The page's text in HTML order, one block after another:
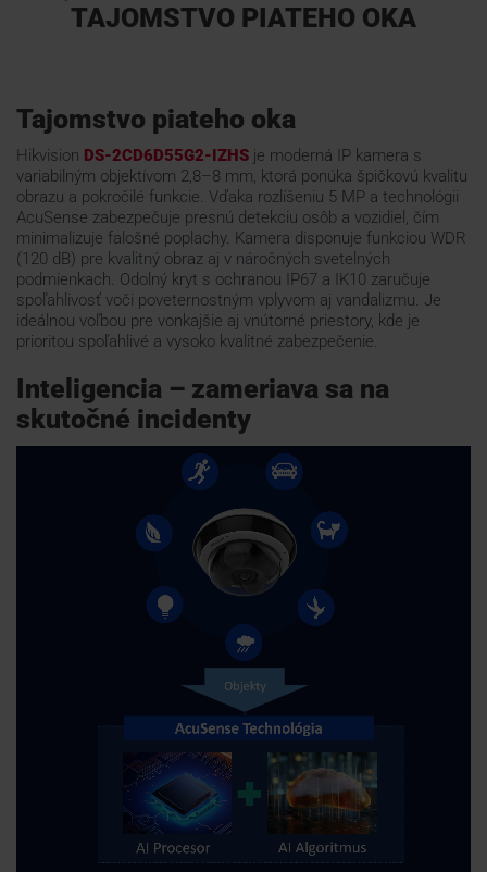
ŠKOLENIE
PODPORA
KONTAKTY
TAJOMSTVO PIATEHO OKA
Tajomstvo piateho oka
Hikvision DS-2CD6D55G2-IZHS je moderná IP kamera s
variabilným objektívom 2,8–8 mm, ktorá ponúka špičkovú kvalitu
obrazu a pokročilé funkcie. Vďaka rozlíšeniu 5 MP a technológii
AcuSense zabezpečuje presnú detekciu osôb a vozidiel, čím
minimalizuje falošné poplachy. Kamera disponuje funkciou WDR
(120 dB) pre kvalitný obraz aj v náročných svetelných
podmienkach. Odolný kryt s ochranou IP67 a IK10 zaručuje
spoľahlivosť voči poveternostným vplyvom aj vandalizmu. Je
ideálnou voľbou pre vonkajšie aj vnútorné priestory, kde je
prioritou spoľahlivé a vysoko kvalitné zabezpečenie.
Inteligencia – zameriava sa na
skutočné incidenty